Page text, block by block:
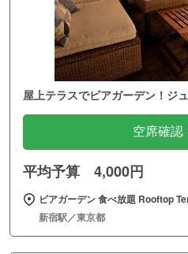
屋上テラスでビアガーデン！ジ
空席確認
平均予算 4,000円
ビアガーデン 食べ放題 Rooftop
新宿駅／東京都